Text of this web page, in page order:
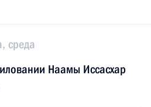
среда
Наамы Иссасхар